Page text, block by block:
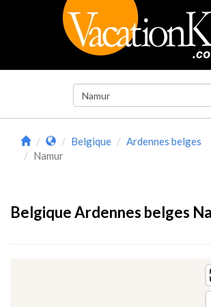
Belgique
Ardennes belges
Namur
Belgique Ardennes belges